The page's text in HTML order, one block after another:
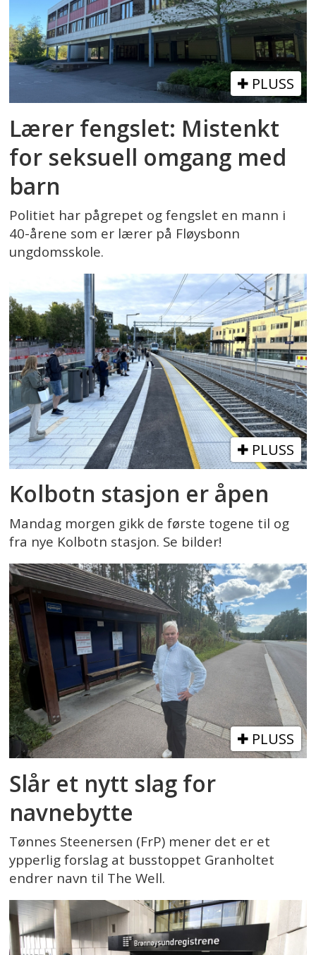
PLUSS
Lærer fengslet: Mistenkt
for seksuell omgang med
barn
Politiet har pågrepet og fengslet en mann i
40-årene som er lærer på Fløysbonn
ungdomsskole.
PLUSS
Kolbotn stasjon er åpen
Mandag morgen gikk de første togene til og
fra nye Kolbotn stasjon. Se bilder!
PLUSS
Slår et nytt slag for
navnebytte
Tønnes Steenersen (FrP) mener det er et
ypperlig forslag at busstoppet Granholtet
endrer navn til The Well.